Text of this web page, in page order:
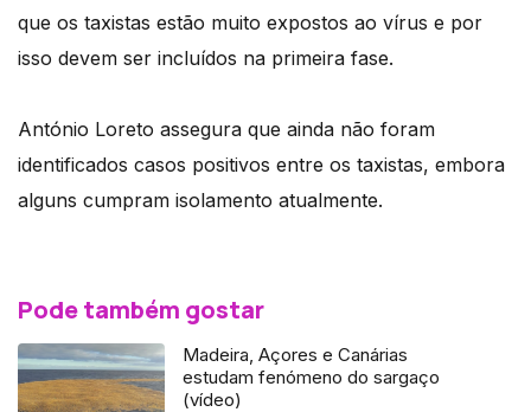
que os taxistas estão muito expostos ao vírus e por
isso devem ser incluídos na primeira fase.
António Loreto assegura que ainda não foram
identificados casos positivos entre os taxistas, embora
alguns cumpram isolamento atualmente.
Pode também gostar
Madeira, Açores e Canárias
estudam fenómeno do sargaço
(vídeo)